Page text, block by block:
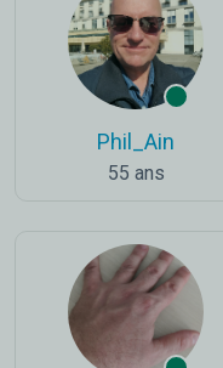
Phil_Ain
55 ans